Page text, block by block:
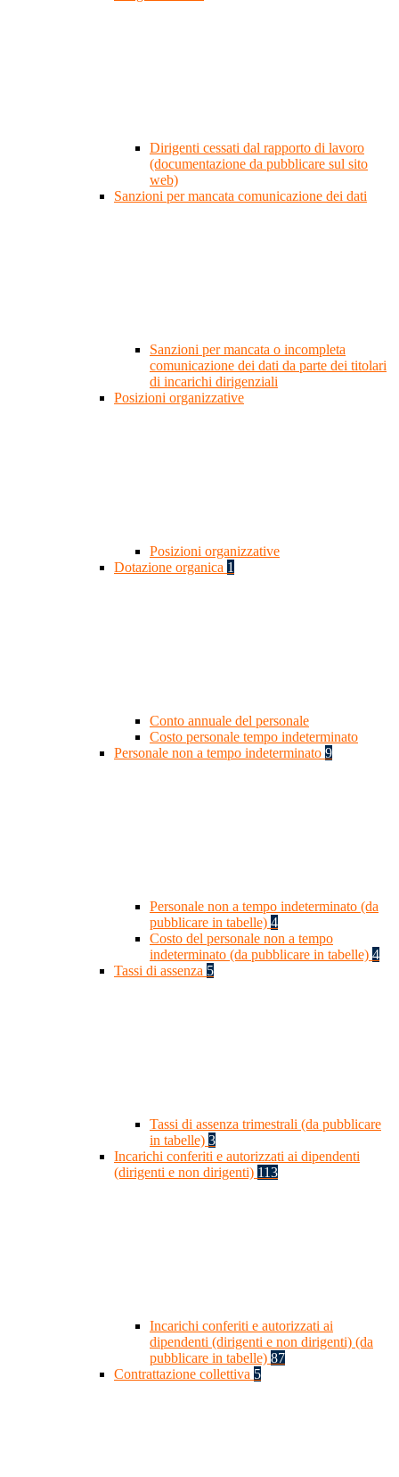
Dirigenti cessati dal rapporto di lavoro
(documentazione da pubblicare sul sito
web)
Sanzioni per mancata comunicazione dei dati
Sanzioni per mancata o incompleta
comunicazione dei dati da parte dei titolari
di incarichi dirigenziali
Posizioni organizzative
Posizioni organizzative
Dotazione organica 1
Conto annuale del personale
Costo personale tempo indeterminato
Personale non a tempo indeterminato 9
Personale non a tempo indeterminato (da
pubblicare in tabelle) 4
Costo del personale non a tempo
indeterminato (da pubblicare in tabelle) 4
Tassi di assenza 5
Tassi di assenza trimestrali (da pubblicare
in tabelle) 3
Incarichi conferiti e autorizzati ai dipendenti
(dirigenti e non dirigenti) 113
Incarichi conferiti e autorizzati ai
dipendenti (dirigenti e non dirigenti) (da
pubblicare in tabelle) 87
Contrattazione collettiva 5